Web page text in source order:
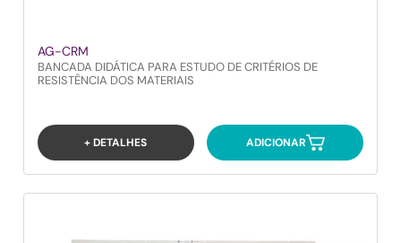
AG-CRM
BANCADA DIDÁTICA PARA ESTUDO DE CRITÉRIOS DE
RESISTÊNCIA DOS MATERIAIS
+ DETALHES ADICIONAR